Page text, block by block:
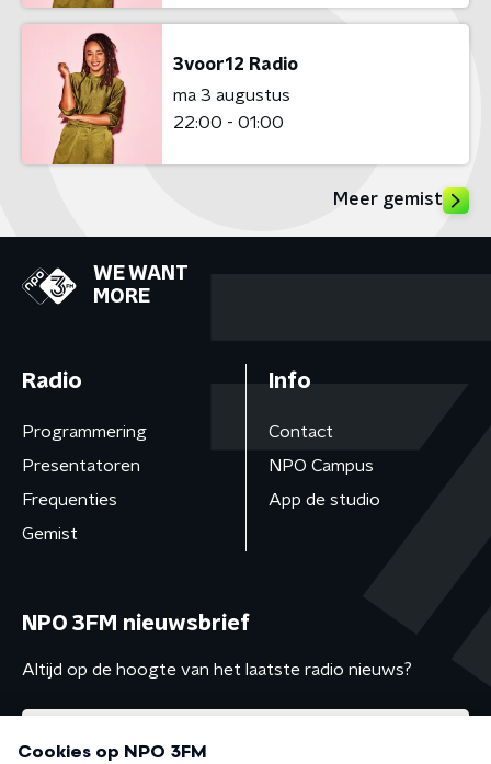
3voor12 Radio
ma 3 augustus
22:00 - 01:00
Meer gemist
WE WANT
MORE
Radio
Programmering
Presentatoren
Frequenties
Gemist
Info
Contact
NPO Campus
App de studio
NPO 3FM nieuwsbrief
Altijd op de hoogte van het laatste radio nieuws?